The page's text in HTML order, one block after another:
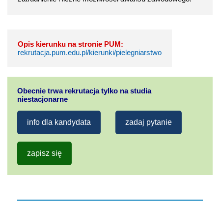
Opis kierunku na stronie PUM:
rekrutacja.pum.edu.pl/kierunki/pielegniarstwo
Obecnie trwa rekrutacja tylko na studia
niestacjonarne
info dla kandydata zadaj pytanie
zapisz się